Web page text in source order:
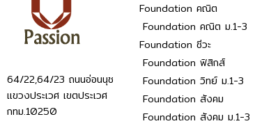
64/22,64/23 ถนนอ่อนนุช
แขวงประเวศ เขตประเวศ
กทม.10250
Foundation คณิต
Foundation คณิต ม.1-3
Foundation ชีวะ
Foundation ฟิสิกส์
Foundation วิทย์ ม.1-3
Foundation สังคม
Foundation สังคม ม.1-3